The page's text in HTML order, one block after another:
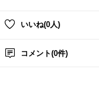
いいね(0人)
コメント(0件)